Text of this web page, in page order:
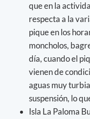
que en la
respecta a la
pique en los
moncholos,
día, cuando el
vienen de
aguas muy
suspensión, lo
Isla La Paloma